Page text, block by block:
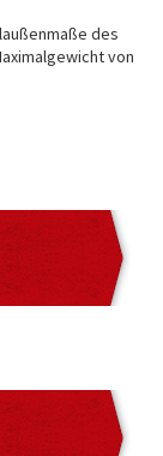
des
von